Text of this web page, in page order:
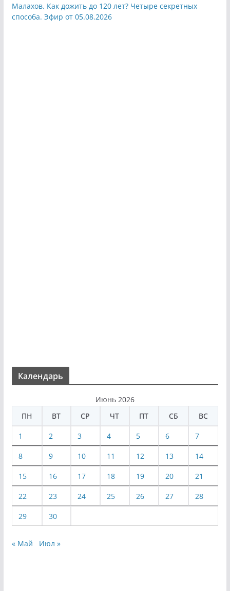
Малахов. Как дожить до 120 лет? Четыре секретных
способа. Эфир от 05.08.2026
Календарь
Июнь 2026
ПН
ВТ СР ЧТ ПТ СБ ВС
1 2 3 4 5 6 7
8 9 10 11 12 13 14
15 16 17 18 19 20 21
22 23 24 25 26 27 28
29 30
« Май Июл »